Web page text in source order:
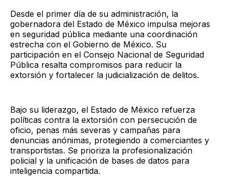
Desde el primer día de su administración, la
gobernadora del Estado de México impulsa mejoras
en seguridad pública mediante una coordinación
estrecha con el Gobierno de México. Su
participación en el Consejo Nacional de Seguridad
Pública resalta compromisos para reducir la
extorsión y fortalecer la judicialización de delitos.
Bajo su liderazgo, el Estado de México refuerza
políticas contra la extorsión con persecución de
oficio, penas más severas y campañas para
denuncias anónimas, protegiendo a comerciantes y
transportistas. Se prioriza la profesionalización
policial y la unificación de bases de datos para
inteligencia compartida.